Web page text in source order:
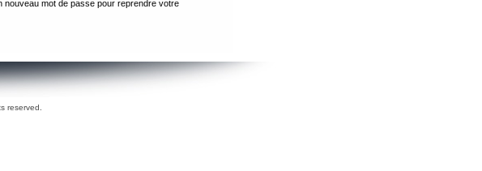
nouveau mot de passe pour reprendre votre
reserved.